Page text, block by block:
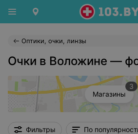
Оптики, очки, линзы
Очки в Воложине —
Магазины
3
Фильтры По